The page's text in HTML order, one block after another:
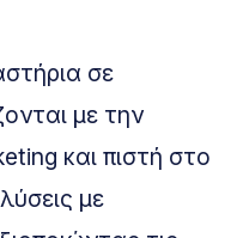
σε
με την
και πιστή στο
με